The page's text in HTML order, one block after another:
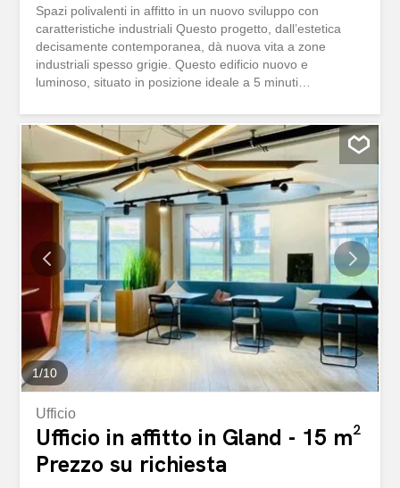
Spazi polivalenti in affitto in un nuovo sviluppo con
caratteristiche industriali Questo progetto, dall’estetica
decisamente contemporanea, dà nuova vita a zone
industriali spesso grigie. Questo edificio nuovo e
luminoso, situato in posizione ideale a 5 minuti
Gland, offre in affitto superfici polivalenti. . - Superfici
disponibili da 265 m2 a 4700 m2 su 4 piani - Altezza sotto
il solaio fino a 3,50 m - Carico utile: 1000 kg/m2 al piano
terra e 500 kg/m2 ai piani superiori. - Standard Minergie -
Campi di sonde geotermiche per la produzione di calore -
250m2 di pannelli fotovoltaici sul tetto Espaces
polyvalents à louer dans un nouveau développement aux
caractéristiques industrielles D'une esthétique résolument
contemporaine, ce projet donne un nouveau souffle à des
zones industrielles souvent bien grises. Ce bâtiment neuf
et lumineux, idéalement situé à 5 minutes de l'autoroute
A1 et à 10 minutes à...
1/10
Ufficio
Ufficio in affitto in Gland - 15 m²
Prezzo su richiesta